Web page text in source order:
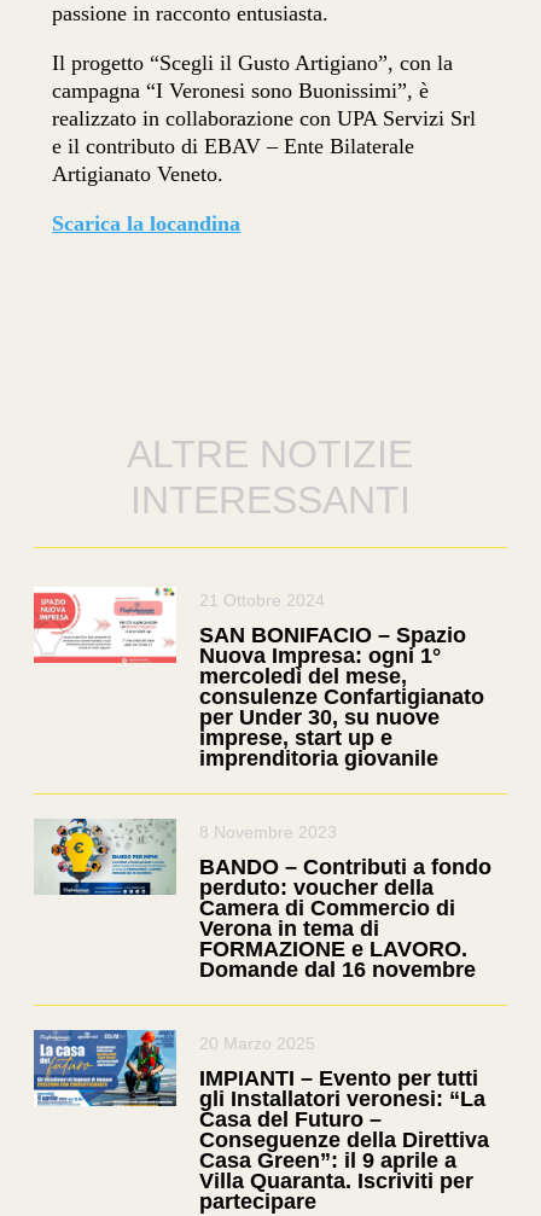
passione in racconto entusiasta.
Il progetto “Scegli il Gusto Artigiano”, con la
campagna “I Veronesi sono Buonissimi”, è
realizzato in collaborazione con UPA Servizi Srl
e il contributo di EBAV – Ente Bilaterale
Artigianato Veneto.
Scarica la locandina
ALTRE NOTIZIE
INTERESSANTI
21 Ottobre 2024
SAN BONIFACIO – Spazio
Nuova Impresa: ogni 1°
mercoledì del mese,
consulenze Confartigianato
per Under 30, su nuove
imprese, start up e
imprenditoria giovanile
8 Novembre 2023
BANDO – Contributi a fondo
perduto: voucher della
Camera di Commercio di
Verona in tema di
FORMAZIONE e LAVORO.
Domande dal 16 novembre
20 Marzo 2025
IMPIANTI – Evento per tutti
gli Installatori veronesi: “La
Casa del Futuro –
Conseguenze della Direttiva
Casa Green”: il 9 aprile a
Villa Quaranta. Iscriviti per
partecipare